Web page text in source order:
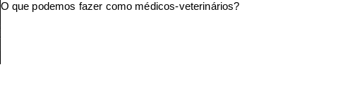
O que podemos fazer como médicos-veterinários?